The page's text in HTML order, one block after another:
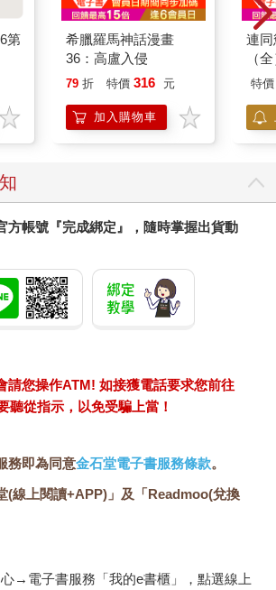
才會降臨，」──
光線
明鏡。
跟上的卻是
破解潮濕的綠意
困惑的子嗣
情井然的白髮！
第
希臘羅馬神話漫畫
36：高盧入侵
79 折 特價 316 元
加入購物車
連
（
特價
方帳號『完成綁定』，隨時掌握出貨動
請您操作ATM! 如接獲電話要求您前往
聽從指示，以免受騙上當！
務即為同意金石堂電子書服務條款。
(線上閱讀+APP)」及「Readmoo(兌換
→電子書服務「我的e書櫃」，點選線上